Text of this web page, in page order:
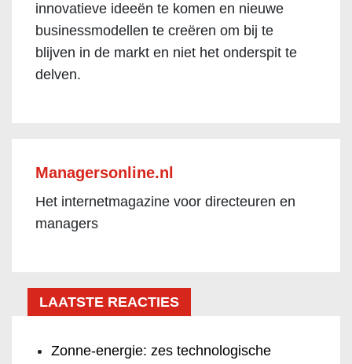
innovatieve ideeën te komen en nieuwe
businessmodellen te creëren om bij te
blijven in de markt en niet het onderspit te
delven.
Managersonline.nl
Het internetmagazine voor directeuren en
managers
LAATSTE REACTIES
Zonne-energie: zes technologische